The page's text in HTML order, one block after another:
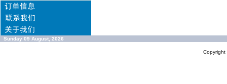
Sunday 09 August, 2026